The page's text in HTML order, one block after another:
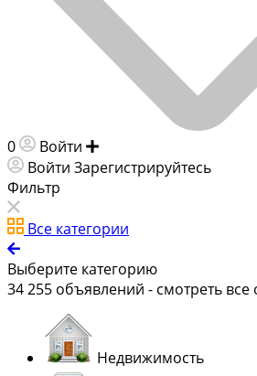
0 Войти
Войти Зарегистрируйтесь
Фильтр
Все категории
Выберите категорию
34 255 объявлений - смотреть
Недвижимость